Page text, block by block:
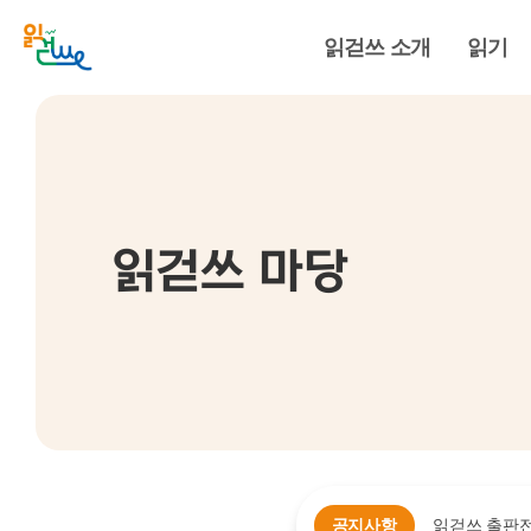
읽걷쓰 소개 읽기
읽걷쓰 마당
공지사항 읽걷쓰 출판